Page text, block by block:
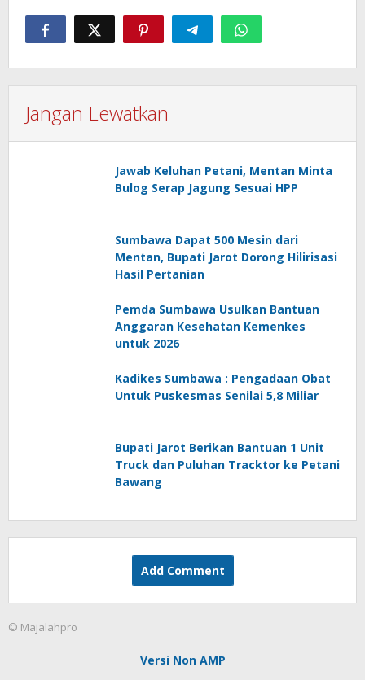
Jangan Lewatkan
Jawab Keluhan Petani, Mentan Minta
Bulog Serap Jagung Sesuai HPP
Sumbawa Dapat 500 Mesin dari
Mentan, Bupati Jarot Dorong Hilirisasi
Hasil Pertanian
Pemda Sumbawa Usulkan Bantuan
Anggaran Kesehatan Kemenkes
untuk 2026
Kadikes Sumbawa : Pengadaan Obat
Untuk Puskesmas Senilai 5,8 Miliar
Bupati Jarot Berikan Bantuan 1 Unit
Truck dan Puluhan Tracktor ke Petani
Bawang
Add Comment
© Majalahpro
Versi Non AMP